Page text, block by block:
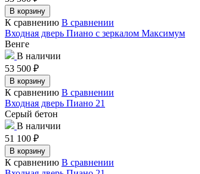
В корзину
К сравнению В сравнении
Входная дверь Пиано с зеркалом Максимум
Венге
В наличии
53 500 ₽
В корзину
К сравнению В сравнении
Входная дверь Пиано 21
Серый бетон
В наличии
51 100 ₽
В корзину
К сравнению В сравнении